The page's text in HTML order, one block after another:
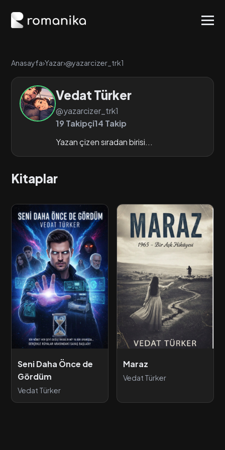
Anasayfa›Yazar›@yazarcizer_trk1
Vedat Türker
@yazarcizer_trk1
19 Takipçi14 Takip
Yazan çizen sıradan birisi...
Kitaplar
Seni Daha Önce de
Gördüm
Vedat Türker
Maraz
Vedat Türker